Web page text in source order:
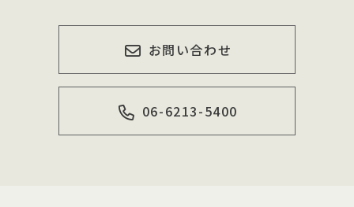
お問い合わせ
06-6213-5400